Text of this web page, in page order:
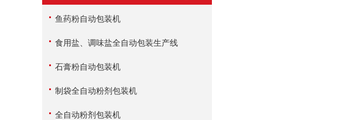
鱼药粉自动包装机
食用盐、调味盐全自动包装生产线
石膏粉自动包装机
制袋全自动粉剂包装机
全自动粉剂包装机